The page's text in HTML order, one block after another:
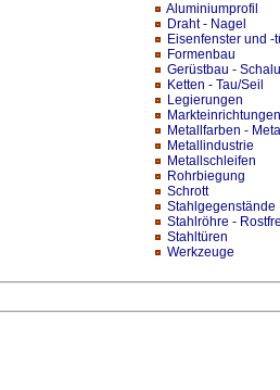
Aluminiumprofil
Draht - Nagel
Eisenfenster und -
Formenbau
Gerüstbau -
Ketten - Tau/Seil
Legierungen
Markteinrichtungen
Metallfarben -
Metallindustrie
Metallschleifen
Rohrbiegung
Schrott
Stahlgegenstände
Stahlröhre -
Stahltüren
Werkzeuge